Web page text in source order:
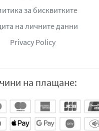
за бисквитките
на личните данни
Privacy Policy
на плащане: